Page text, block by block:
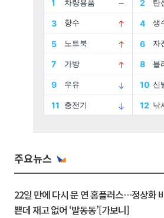
주요뉴스
22일 만에 다시 문 연 홈플러스…정상화
쁜데 재고 없어 ‘발동동’[가보니]